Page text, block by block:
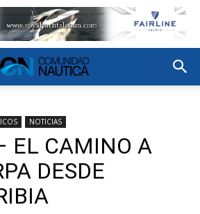
NOTICIAS
EL CAMINO A
DESDE